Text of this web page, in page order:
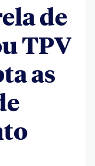
de
TPV
as